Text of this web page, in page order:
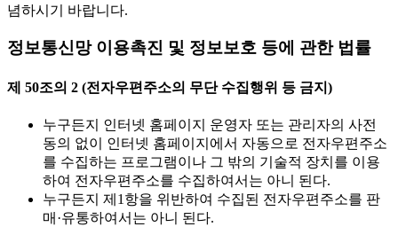
념하시기 바랍니다.
정보통신망 이용촉진 및 정보보호 등에 관한 법률
제 50조의 2 (전자우편주소의 무단 수집행위 등 금지)
누구든지 인터넷 홈페이지 운영자 또는 관리자의 사전
동의 없이 인터넷 홈페이지에서 자동으로 전자우편주소
를 수집하는 프로그램이나 그 밖의 기술적 장치를 이용
하여 전자우편주소를 수집하여서는 아니 된다.
누구든지 제1항을 위반하여 수집된 전자우편주소를 판
매·유통하여서는 아니 된다.